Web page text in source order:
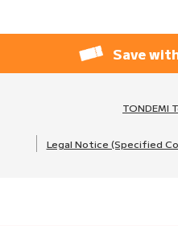
Save
TONDEMI
Legal Notice (Specified